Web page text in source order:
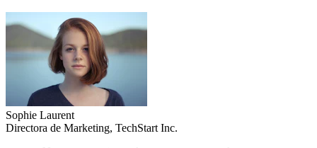
Sophie Laurent
Directora de Marketing, TechStart Inc.